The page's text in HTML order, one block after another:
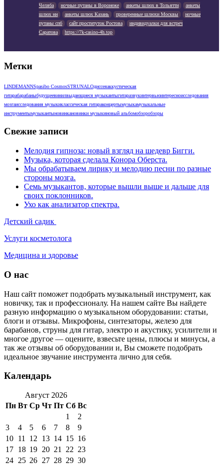
Челяба
ночные путаны в Воронеже анкеты шлюх в Тольятти
анкеты
шлюх нн
анкеты шлюх Казань проверенные шлюхи Москвы
ночные
путаны спб
сайт проституток Ростова
индивидуалки для встреч
Саратова
https://7k-casino-4h.top
Метки
LINDEMANNSpasibo CosmosSTRUNALОдиссеяаккустическая
гитарабарабаныбудущеевинилвыдающиеся музыкантыгитаразвукинтервьюинтересноисследования
мозгаисследования музыкиклассическая гитараконцертымузыкамузыкальные
инструментымузыкантыновинкановинки музыкиновый альбомобзоробзоры
Свежие записи
Мелодия гипноза: новый взгляд на шедевр Бигги.
Музыка, которая сделала Конора Оберста.
Мы обрабатываем лирику и мелодию песни по разные
стороны мозга.
Семь музыкантов, которые вышли выше и дальше для
своих поклонников.
Ухо как анализатор спектра.
Детский садик
Услуги косметолога
Медицина и здоровье
О нас
Наш сайт поможет подобрать музыкальный инструмент, как
новичку, так и профессионалу. На нашем сайте Вы найдете
разную информацию о музыкальном оборудовании: статьи,
блоги и отзывы. Микрофоны, синтезаторы, железо для
барабанов, струны для гитар, электро и акустику, усилители и
многое другое — оцените, взвесьте цены, плюсы и минусы, а
так же отзывы об оборудовании и, Вы сможете подобрать
идеальное звучание инструмента лично для себя.
Календарь
Август 2026
Пн Вт Ср Чт Пт Сб Вс
1
2
3
4 5 6 7 8
9
10 11 12 13 14 15 16
17 18 19 20 21 22 23
24 25 26 27 28 29 30